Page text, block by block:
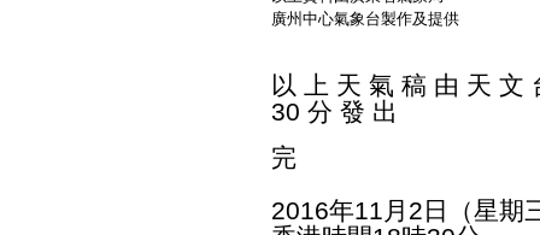
廣州中心氣象台製作及提供
以 上 天 氣 稿 由 天 文
30 分 發 出
完
2016年11月2日（星期